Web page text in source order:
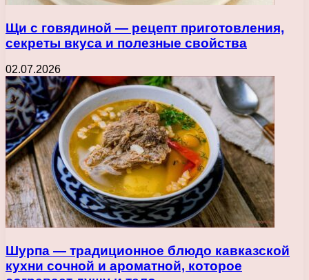
Щи с говядиной — рецепт приготовления,
секреты вкуса и полезные свойства
02.07.2026
Шурпа — традиционное блюдо кавказской
кухни сочной и ароматной, которое